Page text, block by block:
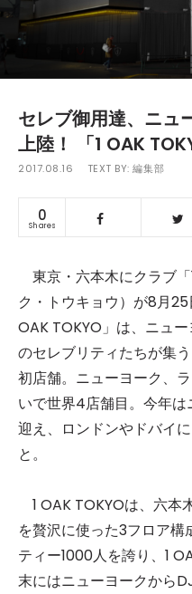
セレブ御用達、ニュ
上陸！ 「1 OAK
2017.08.16 TEXT BY:編集部
0
Shares
東京・六本木にクラブ
ク・トウキョウ）が8月
OAK TOKYO」は、ニュ
のセレブリティたちが集
初店舗。ニューヨーク、
いで世界4店舗目。今年は
迎え、ロンドンやドバイ
と。
1 OAK TOKYOは、六本
を贅沢に使った3フロア
ティー1000人を誇り、1
末にはニューヨークから